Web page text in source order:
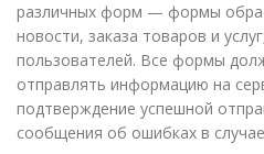
различных форм — формы
новости, заказа товаров и
пользователей. Все формы
отправлять информацию на
подтверждение успешной
сообщения об ошибках в